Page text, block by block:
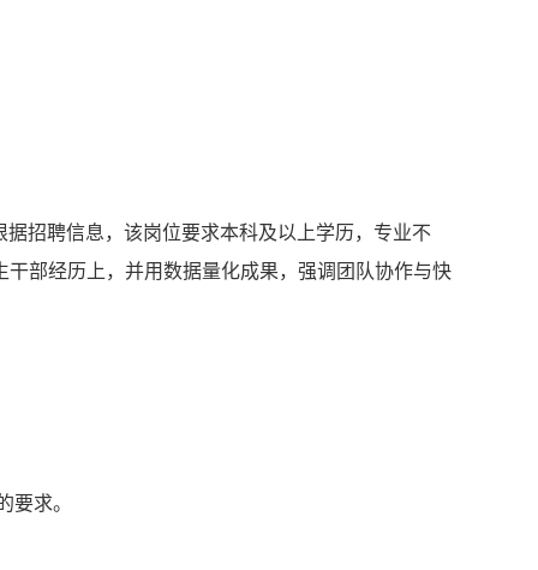
招聘信息，该岗位要求本科及以上学历，专业不
部经历上，并用数据量化成果，强调团队协作与快
求。